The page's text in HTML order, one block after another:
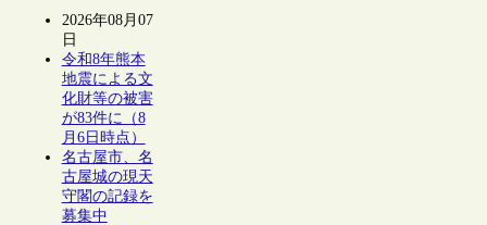
2026年08月07
日
令和8年熊本
地震による文
化財等の被害
が83件に（8
月6日時点）
名古屋市、名
古屋城の現天
守閣の記録を
募集中